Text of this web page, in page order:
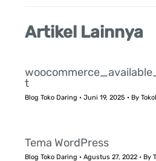
Artikel Lainnya
t
Blog Toko Daring •Juni 19, 2025 • By
Tema WordPress
Blog Toko Daring •Agustus 27, 2022 • By